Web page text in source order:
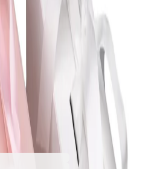
Gift Box, с
27 х 12 cm,